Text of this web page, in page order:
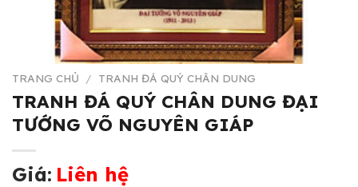
TRANG CHỦ / TRANH ĐÁ QUÝ CHÂN DUNG
TRANH ĐÁ QUÝ CHÂN DUNG ĐẠI
TƯỚNG VÕ NGUYÊN GIÁP
Giá: Liên hệ